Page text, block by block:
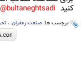
کنید bultaneghtsadi@
برچسب ها: صنعت زعفران ،